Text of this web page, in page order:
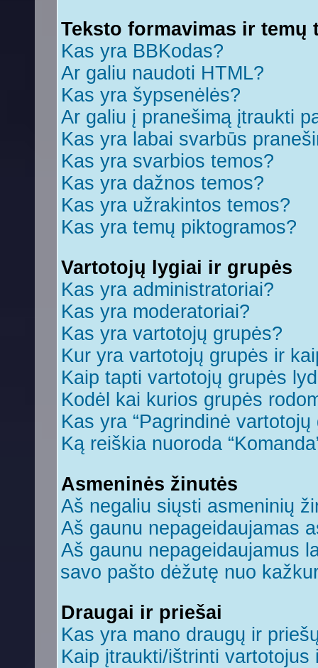
Teksto formavimas ir temų
Kas yra BBKodas?
Ar galiu naudoti HTML?
Kas yra šypsenėlės?
Ar galiu į pranešimą įtraukti
Kas yra labai svarbūs
Kas yra svarbios temos?
Kas yra dažnos temos?
Kas yra užrakintos temos?
Kas yra temų piktogramos?
Vartotojų lygiai ir grupės
Kas yra administratoriai?
Kas yra moderatoriai?
Kas yra vartotojų grupės?
Kur yra vartotojų grupės ir
Kaip tapti vartotojų grupės
Kodėl kai kurios grupės
Kas yra “Pagrindinė vartotojų
Ką reiškia nuoroda
Asmeninės žinutės
Aš negaliu siųsti asmeninių
Aš gaunu nepageidaujamas
Aš gaunu nepageidaujamus
savo pašto dėžutę nuo
Draugai ir priešai
Kas yra mano draugų ir
Kaip įtraukti/ištrinti